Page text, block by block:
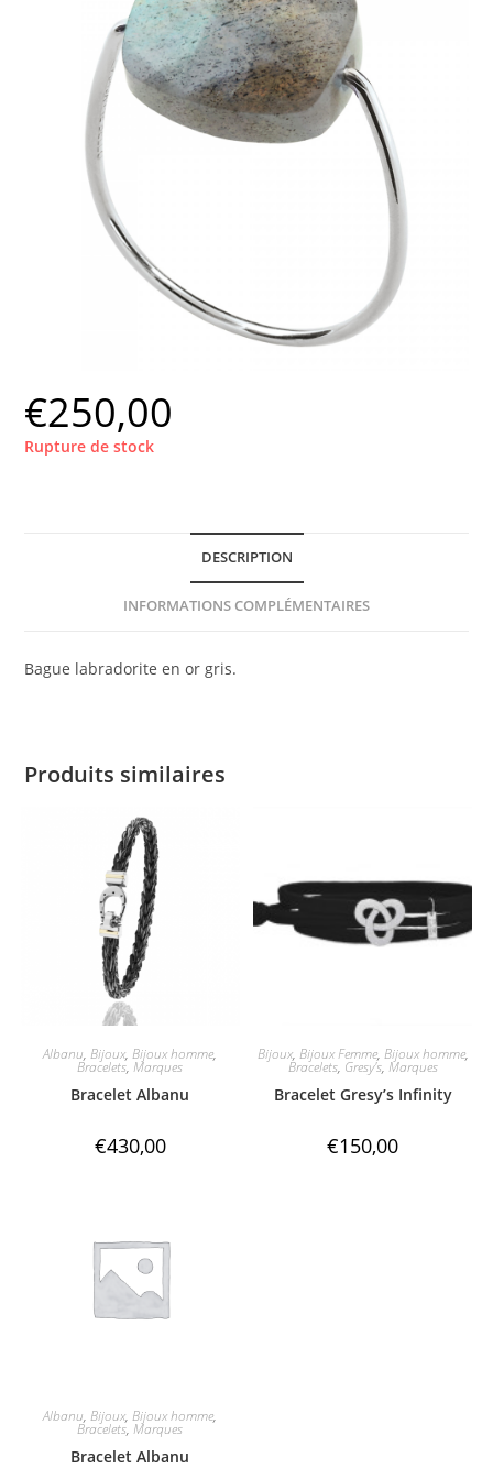
€250,00
Rupture de stock
DESCRIPTION
INFORMATIONS COMPLÉMENTAIRES
Bague labradorite en or gris.
Produits similaires
Albanu,Bijoux,Bijoux homme,
Bracelets,Marques
Bracelet Albanu
€430,00
Bijoux, Bijoux Femme, Bijoux homme,
Bracelets, Gresy's, Marques
Bracelet Gresy’s Infinity
€150,00
Albanu,Bijoux,Bijoux homme,
Bracelets,Marques
Bracelet Albanu